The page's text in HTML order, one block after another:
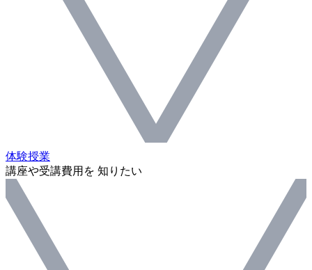
体験授業
講座や受講費用を 知りたい